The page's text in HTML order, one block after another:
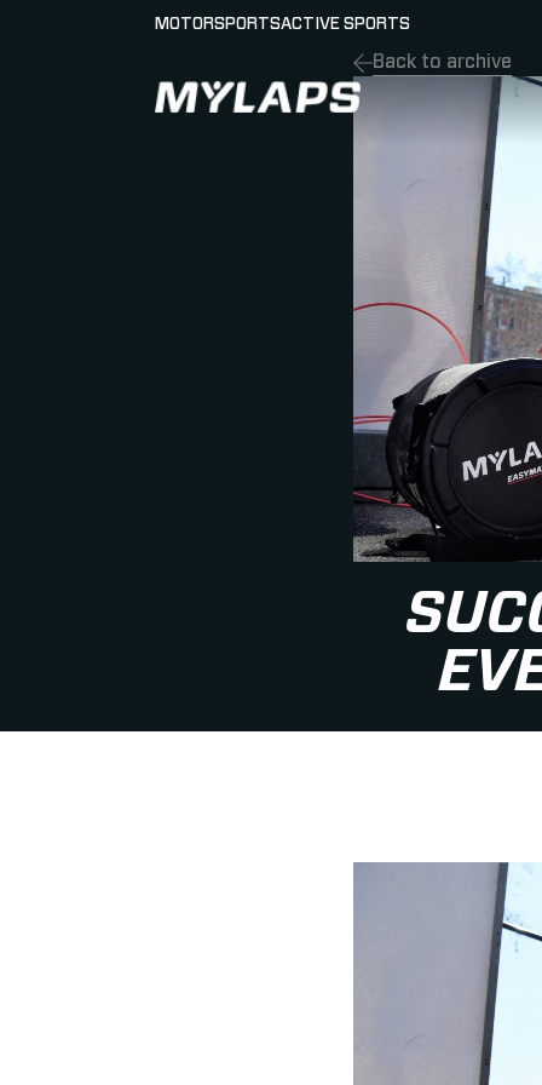
LOGO MYLAPS - ESPANA
MOTORSPORTSACTIVE SPORTS
Back to archive